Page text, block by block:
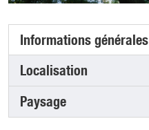
Informations générales
(onglet actif)
Localisation
Paysage